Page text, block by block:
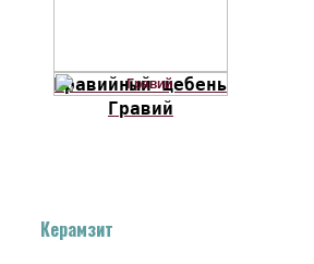
Гравийный щебень
Гравий
Керамзит